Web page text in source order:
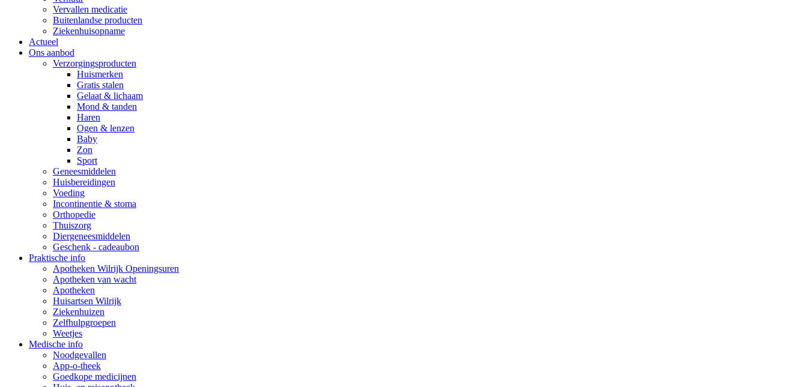
Vervallen medicatie
Buitenlandse producten
Ziekenhuisopname
Actueel
Ons aanbod
Verzorgingsproducten
Huismerken
Gratis stalen
Gelaat & lichaam
Mond & tanden
Haren
Ogen & lenzen
Baby
Zon
Sport
Geneesmiddelen
Huisbereidingen
Voeding
Incontinentie & stoma
Orthopedie
Thuiszorg
Diergeneesmiddelen
Geschenk - cadeaubon
Praktische info
Apotheken Wilrijk Openingsuren
Apotheken van wacht
Apotheken
Huisartsen Wilrijk
Ziekenhuizen
Zelfhulpgroepen
Weetjes
Medische info
Noodgevallen
App-o-theek
Goedkope medicijnen